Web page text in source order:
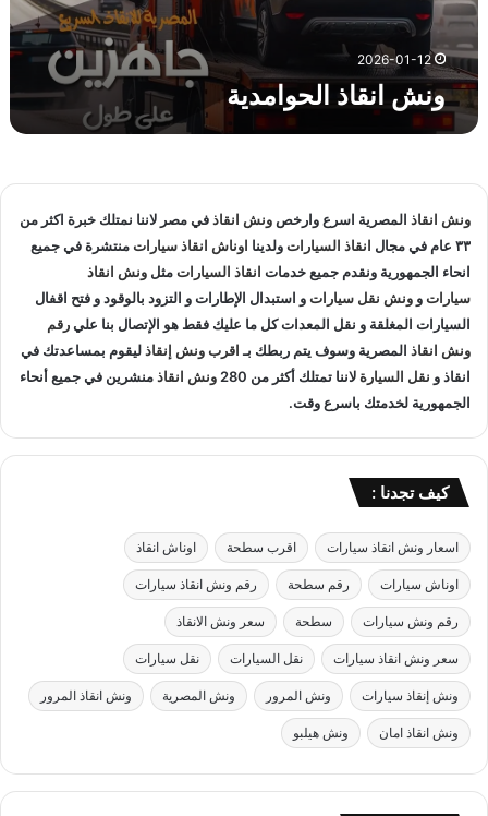
ح
و
ا
م
ة
2026-01-12
ونش انقاذ الحوامدية
ونش انقاذ المصرية اسرع وارخص ونش انقاذفي مصر لاننا نمتلك خبرة اكثر من
٣٣ عام في مجال
انقاذ السياراتولدينا اوناش انقاذ سياراتمنتشرة في جميع
انحاء الجمهورية ونقدم جميع خدمات انقاذ السياراتمثل ونش انقاذ
سياراتو ونش نقل سياراتو استبدال الإطارات و التزود بالوقود و فتح اقفال
السيارات المغلقة و نقل المعدات كل ما عليك فقط هو الإتصال بنا عليرقم
ونش انقاذ المصرية وسوف يتم ربطك بـ اقرب ونش إنقاذليقوم بمساعدتك في
انقاذ و نقل السيارة لاننا تمتلك أكثر من 280 ونش انقاذمنشرين في جميع أنحاء
الجمهورية لخدمتك باسرع وقت.
كيف تجدنا :
اسعار ونش انقاذ سيارات اقرب سطحة اوناش انقاذ
اوناش سيارات رقم سطحة رقم ونش انقاذ سيارات
رقم ونش سيارات سطحة سعر ونش الانقاذ
سعر ونش انقاذ سيارات نقل السيارات نقل سيارات
ونش إنقاذ سيارات ونش المرور ونش المصرية ونش انقاذ المرور
ونش انقاذ امان ونش هيلبو